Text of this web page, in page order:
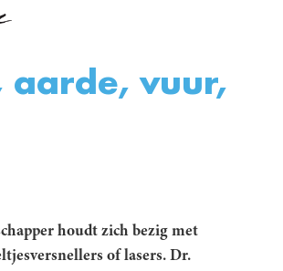
houdt zich bezig met
of lasers. Dr.